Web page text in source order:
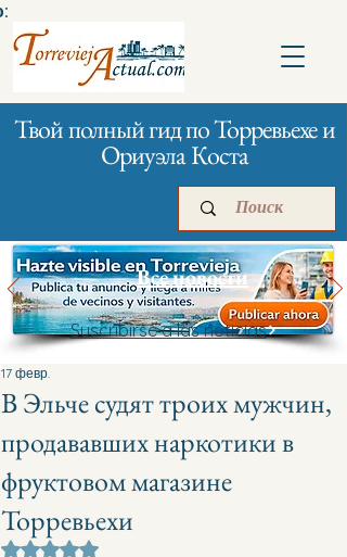
Твой полный гид по Торревьехе и
Ориуэла Коста
Главная Реклама
Все новости
Suscribirse a las noticias
В Эльче судят троих мужчин,
продававших наркотики в
фруктовом магазине
Торревьехи
17 февр.
Оценка: не число из 5 звезд.